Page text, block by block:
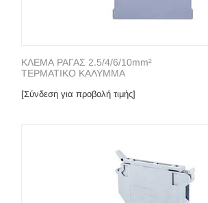
ΚΛΕΜΑ ΡΑΓΑΣ 2.5/4/6/10mm²
ΤΕΡΜΑΤΙΚΟ ΚΑΛΥΜΜΑ
[Σύνδεση για προβολή τιμής]